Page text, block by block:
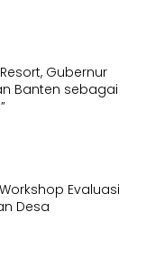
Gubernur
Banten sebagai
Evaluasi
Desa